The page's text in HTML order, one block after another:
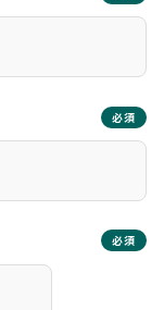
必須
必須